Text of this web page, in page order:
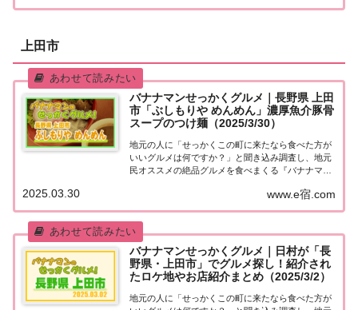
介されたお店はこちら！長野県・安曇野「せっか...
上田市
バナナマンせっかくグルメ｜長野県 上田
市「ぶしもりや めんめん」濃厚魚介豚骨
スープのつけ麺（2025/3/30）
地元の人に「せっかくこの町に来たなら食べた方が
いいグルメは何ですか？」と聞き込み調査し、地元
民オススメの絶品グルメを食べまくる『バナナマン
マンのせっかくグルメ』は日村さんが長野県 上田市
で絶品グルメを満喫！こちらのページではその...
www.e宿.com
2025.03.30
バナナマンせっかくグルメ｜日村が「長
野県・上田市」でグルメ探し！紹介され
たロケ地やお店紹介まとめ（2025/3/2）
地元の人に「せっかくこの町に来たなら食べた方が